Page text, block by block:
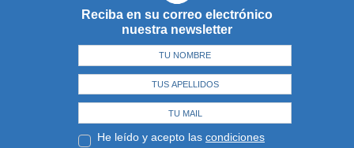
Reciba en su correo electrónico
nuestra newsletter
He leído y acepto las condiciones